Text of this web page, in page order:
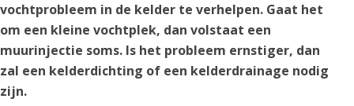
vochtprobleem in de kelder te verhelpen. Gaat het
om een kleine vochtplek, dan volstaat een
muurinjectie soms. Is het probleem ernstiger, dan
zal een kelderdichting of een kelderdrainage nodig
zijn.